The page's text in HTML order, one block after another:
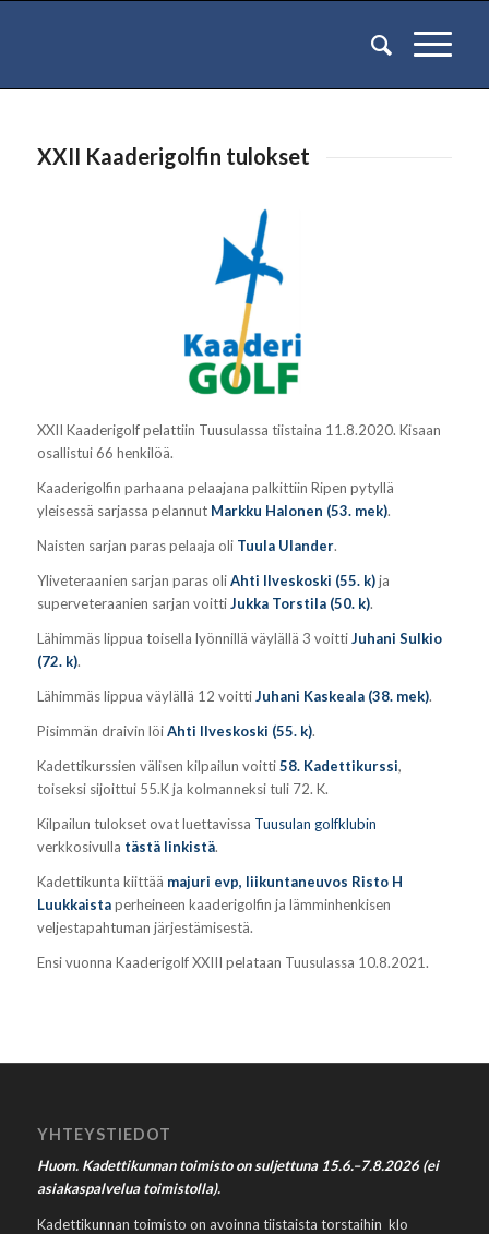
XXII Kaaderigolfin tulokset
XXII Kaaderigolf pelattiin Tuusulassa tiistaina 11.8.2020. Kisaan
osallistui 66 henkilöä.
Kaaderigolfin parhaana pelaajana palkittiin Ripen pytyllä
yleisessä sarjassa pelannut Markku Halonen (53. mek).
Naisten sarjan paras pelaaja oli Tuula Ulander.
Yliveteraanien sarjan paras oliAhti Ilveskoski (55. k)ja
superveteraanien sarjan voittiJukka Torstila (50. k).
Lähimmäs lippua toisella lyönnillä väylällä 3 voittiJuhani Sulkio
(72. k).
Lähimmäs lippua väylällä 12 voittiJuhani Kaskeala (38. mek).
Pisimmän draivin löiAhti Ilveskoski (55. k).
Kadettikurssien välisen kilpailun voitti58. Kadettikurssi,
toiseksi sijoittui 55.K ja kolmanneksi tuli 72. K.
Kilpailun tulokset ovat luettavissa Tuusulan golfklubin
verkkosivulla tästä linkistä.
Kadettikunta kiittää majuri evp, liikuntaneuvos Risto H
Luukkaistaperheineen kaaderigolfin ja lämminhenkisen
veljestapahtuman järjestämisestä.
Ensi vuonna Kaaderigolf XXIII pelataan Tuusulassa 10.8.2021.
YHTEYSTIEDOT
Huom. Kadettikunnan toimisto on suljettuna 15.6.–7.8.2026 (ei
asiakaspalvelua toimistolla).
Kadettikunnan toimisto on avoinna tiistaista torstaihin klo